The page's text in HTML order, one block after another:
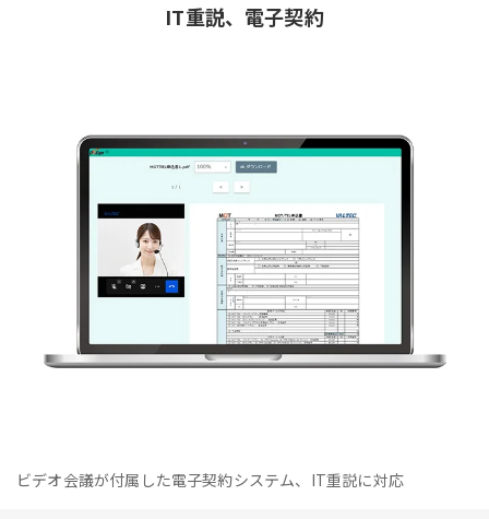
IT重説、電子契約
ビデオ会議が付属した電子契約システム、IT重説に対応